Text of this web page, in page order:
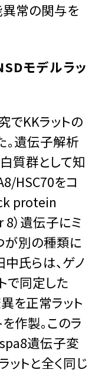
常の関与を
モデルラッ
でKKラットの
遺伝子解析
質群として知
HSC70をコ
protein
）遺伝子にミ
が別の種類に
氏らは、ゲノ
で同定した
を正常ラット
作製。このラ
遺伝子変
ットと全く同じ